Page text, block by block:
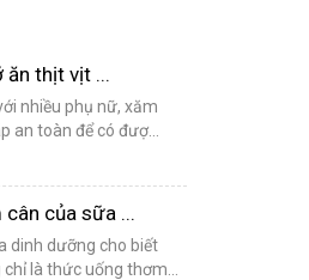
ăn thịt vịt ...
nhiều phụ nữ, xăm
an toàn để có đượ...
của sữa ...
dinh dưỡng cho biết
là thức uống thơm...